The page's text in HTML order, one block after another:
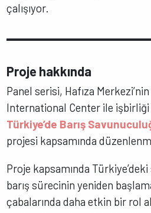
çalışıyor.
Proje hakkında
Panel serisi, Hafıza
International Center ile
Türkiye’de Barış
projesi kapsamında
Proje kapsamında
barış sürecinin yeniden
çabalarında daha etkin bir rol